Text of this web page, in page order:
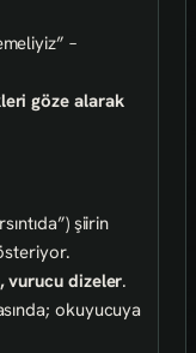
–
göze alarak
şiirin
vurucu dizeler.
okuyucuya